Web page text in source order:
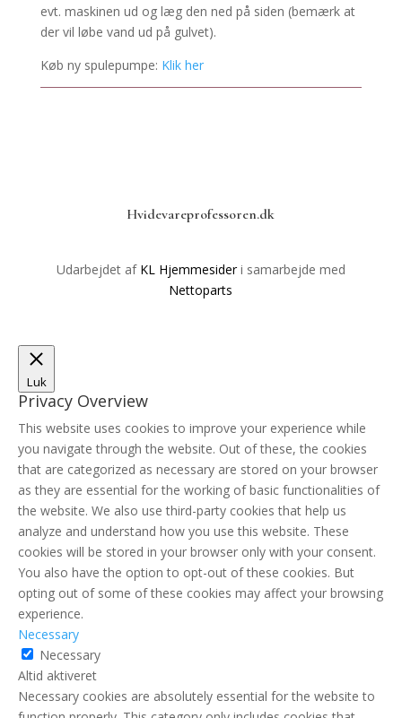
evt. maskinen ud og læg den ned på siden (bemærk at
der vil løbe vand ud på gulvet).
Køb ny spulepumpe: Klik her
Hvidevareprofessoren.dk
Udarbejdet af KL Hjemmesideri samarbejde med
Nettoparts
Luk
Privacy Overview
This website uses cookies to improve your experience while
you navigate through the website. Out of these, the cookies
that are categorized as necessary are stored on your browser
as they are essential for the working of basic functionalities of
the website. We also use third-party cookies that help us
analyze and understand how you use this website. These
cookies will be stored in your browser only with your consent.
You also have the option to opt-out of these cookies. But
opting out of some of these cookies may affect your browsing
experience.
Necessary
Necessary
Altid aktiveret
Necessary cookies are absolutely essential for the website to